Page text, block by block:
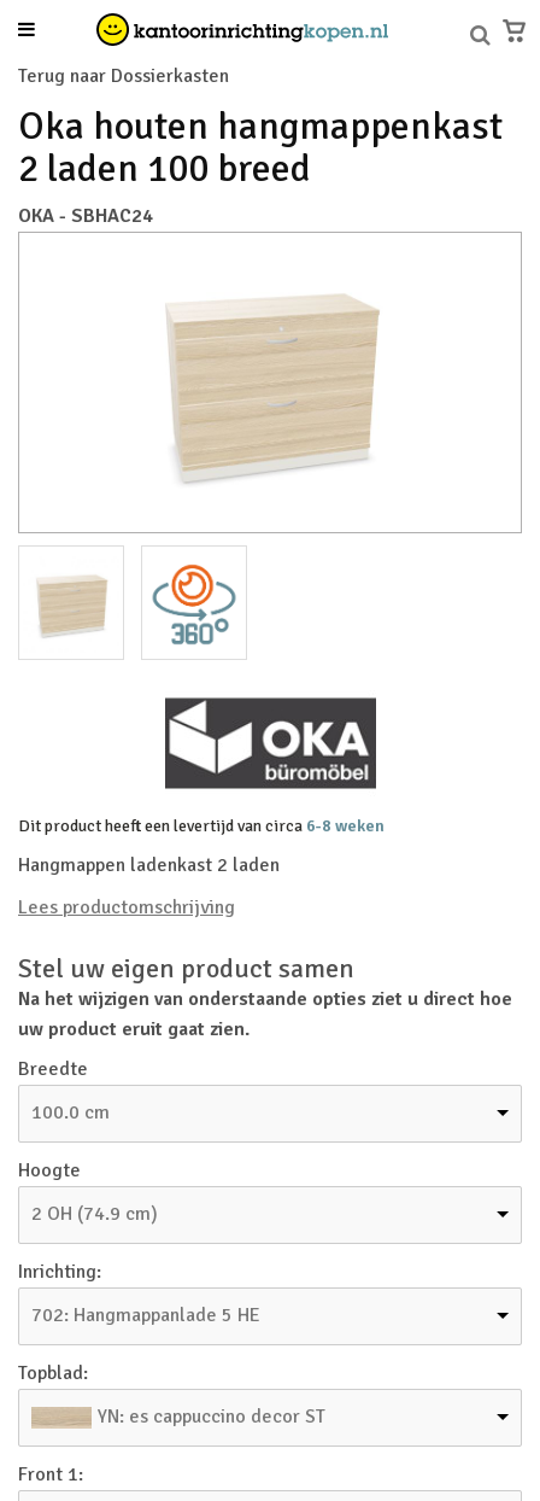
Terug naar Dossierkasten
Oka houten hangmappenkast
2 laden 100 breed
OKA - SBHAC24
Dit product heeft een levertijd van circa 6-8 weken
Hangmappen ladenkast 2 laden
Lees productomschrijving
Stel uw eigen product samen
Na het wijzigen van onderstaande opties ziet u direct hoe
uw product eruit gaat zien.
Breedte
100.0 cm
Hoogte
2 OH (74.9 cm)
Inrichting:
702: Hangmappanlade 5 HE
Topblad:
YN: es cappuccino decor ST
Front 1: